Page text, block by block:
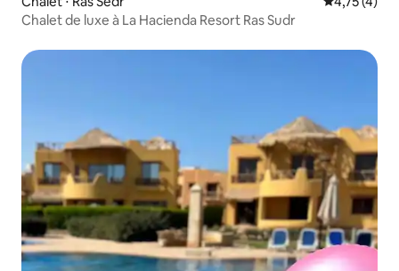
Chalet de luxe à La Hacienda Resort Ras Sudr